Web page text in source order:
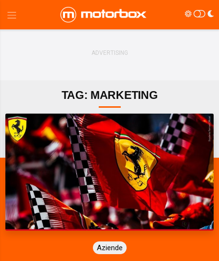
TAG: MARKETING
Aziende